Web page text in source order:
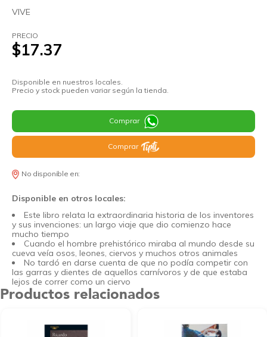
VIVE
PRECIO
$17.37
Disponible en nuestros locales.
Precio y stock pueden variar según la tienda.
Comprar
Comprar
No disponible en:
Disponible en otros locales:
Este libro relata la extraordinaria historia de los inventores
y sus invenciones: un largo viaje que dio comienzo hace
mucho tiempo
Cuando el hombre prehistórico miraba al mundo desde su
cueva veía osos, leones, ciervos y muchos otros animales
No tardó en darse cuenta de que no podía competir con
las garras y dientes de aquellos carnívoros y de que estaba
lejos de correr como un ciervo
Productos relacionados